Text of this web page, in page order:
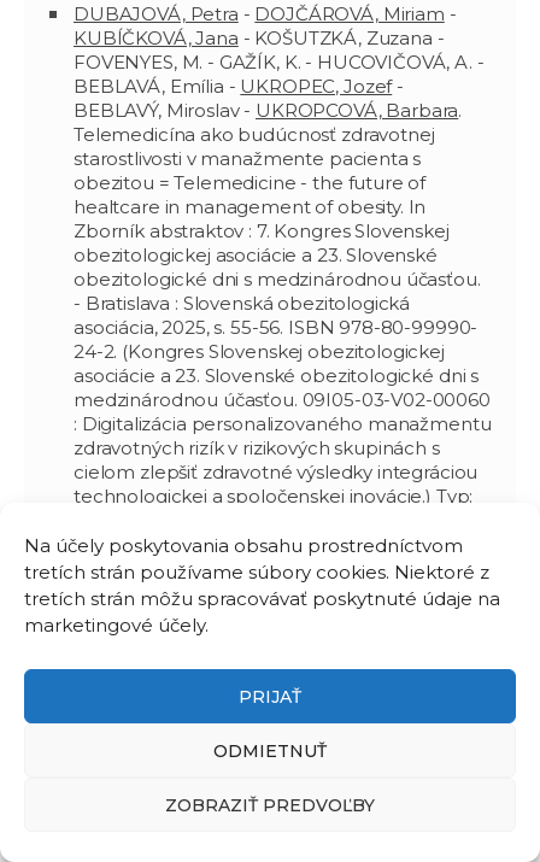
Na účely poskytovania obsahu prostredníctvom
tretích strán používame súbory cookies. Niektoré z
tretích strán môžu spracovávať poskytnuté údaje na
marketingové účely.
PRIJAŤ
ODMIETNUŤ
ZOBRAZIŤ PREDVOĽBY
DUBAJOVÁ, Petra - DOJČÁROVÁ, Miriam -
KUBÍČKOVÁ, Jana - KOŠUTZKÁ, Zuzana -
FOVENYES, M. - GAŽÍK, K. - HUCOVIČOVÁ, A. -
BEBLAVÁ, Emília - UKROPEC, Jozef-
BEBLAVÝ, Miroslav - UKROPCOVÁ, Barbara.
Telemedicína ako budúcnosť zdravotnej
starostlivosti v manažmente pacienta s
obezitou = Telemedicine - the future of
healtcare in management of obesity. In
Zborník abstraktov : 7. Kongres Slovenskej
obezitologickej asociácie a 23. Slovenské
obezitologické dni s medzinárodnou účasťou.
- Bratislava : Slovenská obezitologická
asociácia, 2025, s. 55-56. ISBN 978-80-99990-
24-2. (Kongres Slovenskej obezitologickej
asociácie a 23. Slovenské obezitologické dni s
medzinárodnou účasťou. 09I05-03-V02-00060
: Digitalizácia personalizovaného manažmentu
zdravotných rizík v rizikových skupinách s
cielom zlepšiť zdravotné výsledky integráciou
technologickej a spoločenskej inovácie.) Typ:
ĎURIŠOVÁ, Ivana - ŠOFRANKOVÁ, Lucia -
KVASNIČKA, Aleš - BALÁŽ, Miroslav -
FÁBRYOVÁ, Ivana - FRIEDECKÝ, David -
BALÁŽOVÁ, Mária**. Long-Term Static
Bioenergetic Capacity in A549 Cells. In
International Journal of Molecular Sciences,
2026, vol. 27, no. 8, art. no. 3417. (2025: 5.6 - IF,
Q1 - JCR, 1.316 - SJR, Q1 - SJR). ISSN 1422-0067.
https://doi.org/10.3390/ijms27083417
24-0335 : Modulácia metabolickej aktivity